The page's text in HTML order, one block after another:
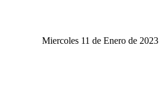
Miercoles 11 de Enero de 2023